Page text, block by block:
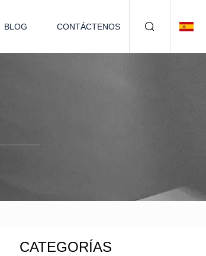
BLOG CONTÁCTENOS
CATEGORÍAS